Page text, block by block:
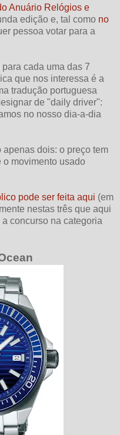
Anuário Relógios e
edição e, tal como no
pessoa votar para a
cada uma das 7
que nos interessa é a
tradução portuguesa
de "daily driver":
no nosso dia-a-dia
dois: o preço tem
o movimento usado
pode ser feita aqui (em
nestas três que aqui
concurso na categoria